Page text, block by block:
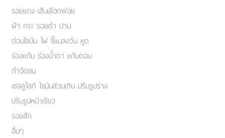
รอยแดง เส้นเลือดฟอย
ฝ้า กระ รอยดำ ปาน
ต่อมไขมัน ไฝ ขี้แมลงวัน หูด
ร่องแก้ม ร่องน้ำตา แก้มตอบ
กำจัดขน
เชลลูไลท์ ไขมันส่วนเกิน ปรับรูปร่าง
ปรับรูปหน้าเรียว
รอยสัก
อื่นๆ